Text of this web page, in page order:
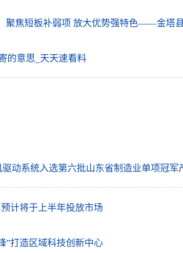
聚焦短板补弱项 放大优势强特色——金塔
的意思_天天速看料
动系统入选第六批山东省制造业单项冠军
计将于上半年投放市场
”打造区域科技创新中心